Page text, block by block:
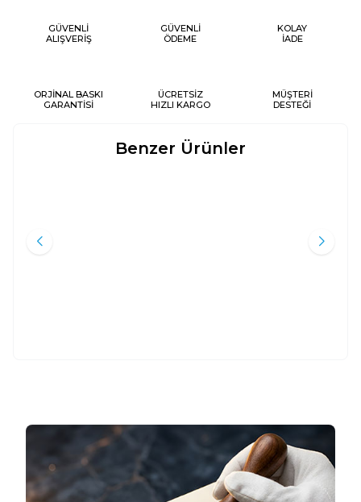
GÜVENLİ
ALIŞVERİŞ
GÜVENLİ
ÖDEME
KOLAY
İADE
ORJİNAL BASKI
GARANTİSİ
ÜCRETSİZ
HIZLI KARGO
MÜŞTERİ
DESTEĞİ
Benzer Ürünler